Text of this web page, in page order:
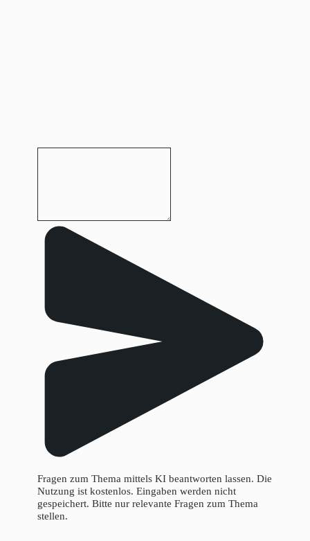
Fragen zum Thema mittels KI beantworten lassen. Die
Nutzung ist kostenlos. Eingaben werden nicht
gespeichert. Bitte nur relevante Fragen zum Thema
stellen.